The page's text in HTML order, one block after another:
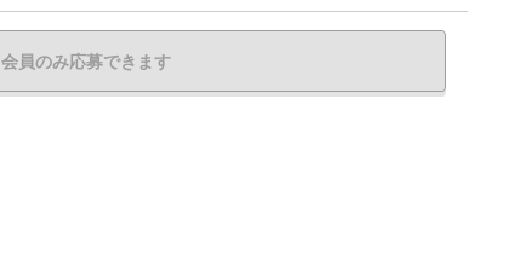
会員のみ応募できます